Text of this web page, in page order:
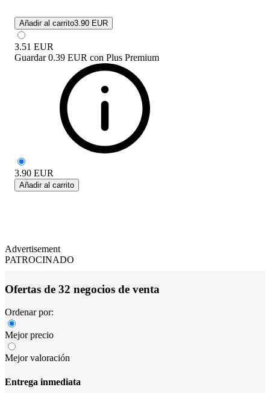
Añadir al carrito3.90 EUR
3.51 EUR
Guardar 0.39 EUR con Plus Premium
3.90 EUR
Añadir al carrito
Advertisement
PATROCINADO
Ofertas de 32 negocios de venta
Ordenar por:
Mejor precio
Mejor valoración
Entrega inmediata